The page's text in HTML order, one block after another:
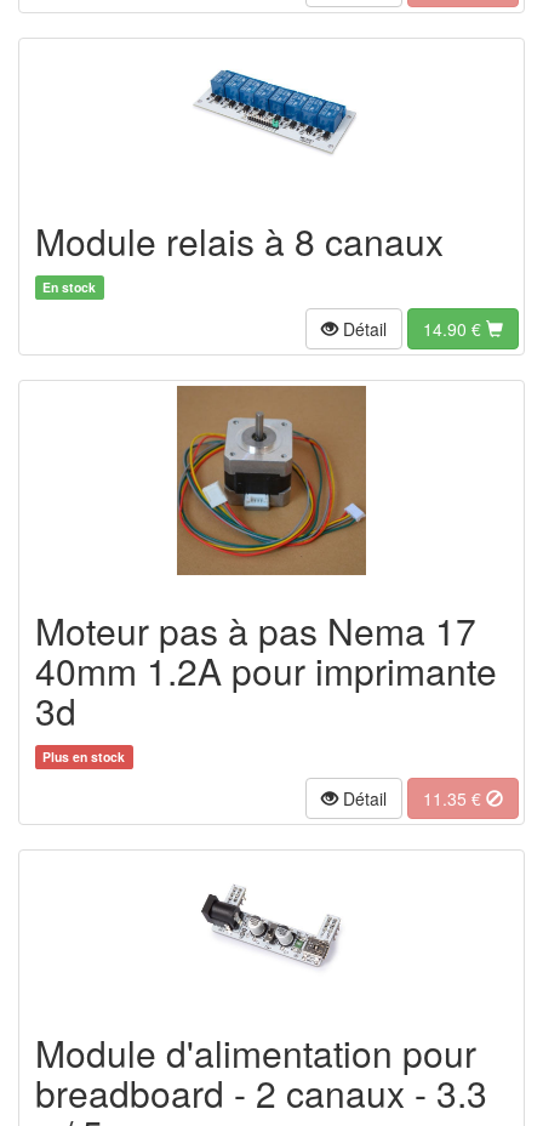
Module relais à 8 canaux
En stock
Détail 14.90 €
Moteur pas à pas Nema 17
40mm 1.2A pour imprimante
3d
Plus en stock
Détail 11.35 €
Module d'alimentation pour
breadboard - 2 canaux - 3.3